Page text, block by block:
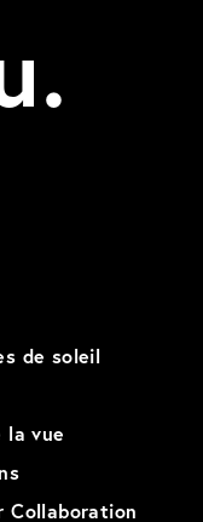
de soleil
la vue
Collaboration